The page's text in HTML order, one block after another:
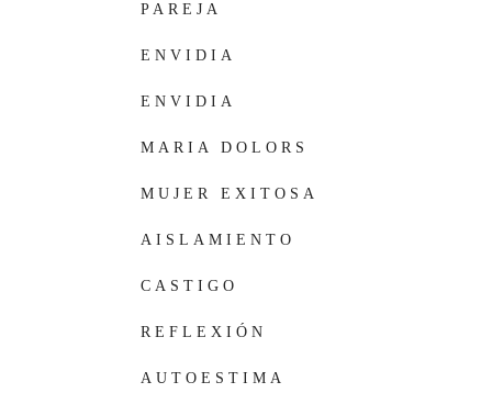
PAREJA
ENVIDIA
ENVIDIA
MARIA DOLORS
MUJER EXITOSA
AISLAMIENTO
CASTIGO
REFLEXIÓN
AUTOESTIMA